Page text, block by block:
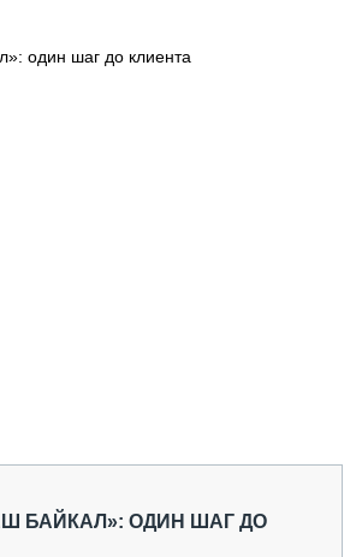
один шаг до клиента
БАЙКАЛ»: ОДИН ШАГ ДО